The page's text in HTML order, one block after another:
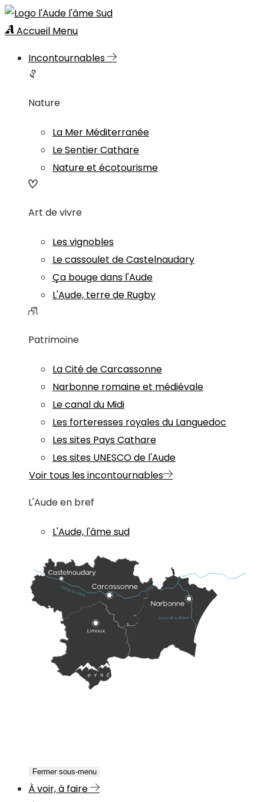
Accueil Menu
Incontournables
Nature
La Mer Méditerranée
Le Sentier Cathare
Nature et écotourisme
Art de vivre
Les vignobles
Le cassoulet de Castelnaudary
Ça bouge dans l'Aude
L'Aude, terre de Rugby
Patrimoine
La Cité de Carcassonne
Narbonne romaine et médiévale
Le canal du Midi
Les forteresses royales du Languedoc
Les sites Pays Cathare
Les sites UNESCO de l'Aude
Voir tous les incontournables
L'Aude en bref
L'Aude, l'âme sud
Fermer sous-menu
À voir, à faire